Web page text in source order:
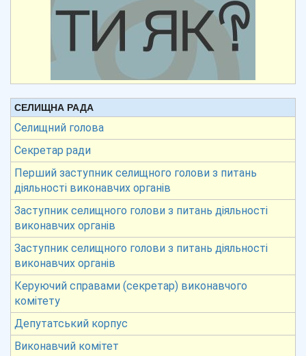
СЕЛИЩНА РАДА
Селищний голова
Секретар ради
Перший заступник селищного голови з питань
діяльності виконавчих органів
Заступник селищного голови з питань діяльності
виконавчих органів
Заступник селищного голови з питань діяльності
виконавчих органів
Керуючий справами (секретар) виконавчого
комітету
Депутатський корпус
Виконавчий комітет